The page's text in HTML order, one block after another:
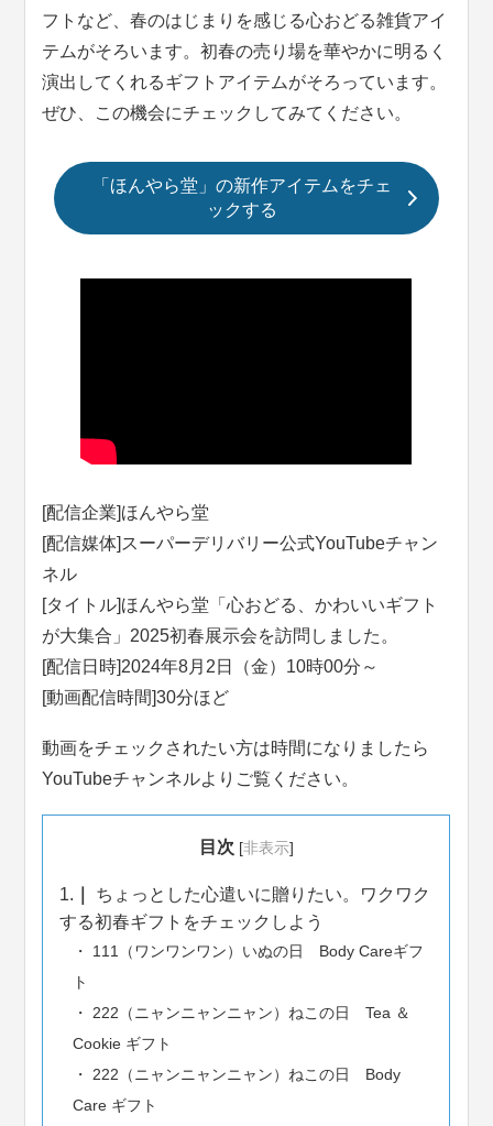
フトなど、春のはじまりを感じる心おどる雑貨アイ
テムがそろいます。初春の売り場を華やかに明るく
演出してくれるギフトアイテムがそろっています。
ぜひ、この機会にチェックしてみてください。
「ほんやら堂」の新作アイテムをチェ
ックする
[配信企業]ほんやら堂
[配信媒体]スーパーデリバリー公式YouTubeチャン
ネル
[タイトル]ほんやら堂「心おどる、かわいいギフト
が大集合」2025初春展示会を訪問しました。
[配信日時]2024年8月2日（金）10時00分～
[動画配信時間]30分ほど
動画をチェックされたい方は時間になりましたら
YouTubeチャンネルよりご覧ください。
目次 [非表示]
1.
ちょっとした心遣いに贈りたい。ワクワク
する初春ギフトをチェックしよう
111（ワンワンワン）いぬの日 Body Careギフ
ト
222（ニャンニャンニャン）ねこの日 Tea ＆
Cookie ギフト
222（ニャンニャンニャン）ねこの日 Body
Care ギフト